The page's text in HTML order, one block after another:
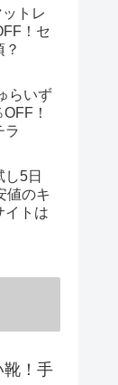
トレ
！セ
らいず
！
ラ
し5日
値のキ
イトは
靴！手